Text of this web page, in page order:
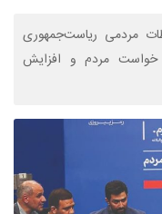
مردمی ریاست‌جمهوری
خواست مردم و افزایش